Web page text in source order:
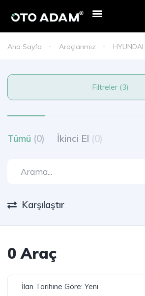
Ana Sayfa Araçlarımız HYUNDAI
Filtreler (3)
Tümü (0) İkinci El (0)
Karşılaştır
0 Araç
İlan Tarihine Göre: Yeni